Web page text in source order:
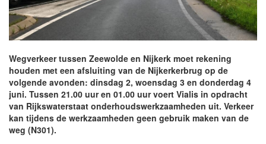
Wegverkeer tussen Zeewolde en Nijkerk moet rekening
houden met een afsluiting van de Nijkerkerbrug op de
volgende avonden: dinsdag 2, woensdag 3 en donderdag 4
juni. Tussen 21.00 uur en 01.00 uur voert Vialis in opdracht
van Rijkswaterstaat onderhoudswerkzaamheden uit. Verkeer
kan tijdens de werkzaamheden geen gebruik maken van de
weg (N301).